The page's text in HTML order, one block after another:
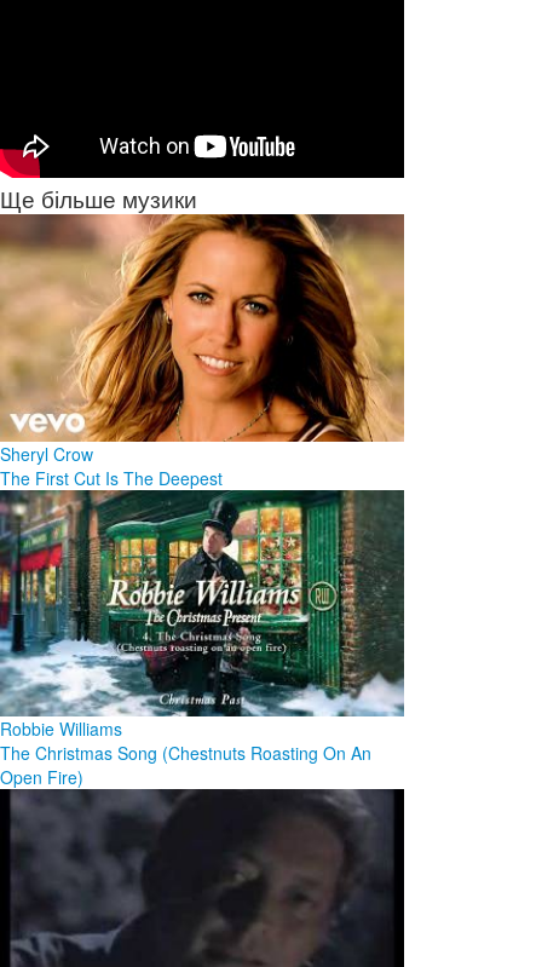
Ще більше музики
Sheryl Crow
The First Cut Is The Deepest
Robbie Williams
The Christmas Song (Chestnuts Roasting On An
Open Fire)